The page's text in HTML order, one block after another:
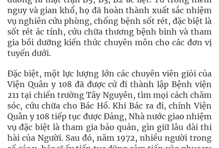
nguy và gian khổ, họ đã hoàn thành xuất sắc nhiệm
vụ nghiên cứu phòng, chống bệnh sốt rét, đặc biệt là
sốt rét ác tính, cứu chữa thương bệnh binh và tham
gia bồi dưỡng kiến thức chuyên môn cho các đơn vị
tuyến dưới.
Đặc biệt, một lực lượng lớn các chuyên viên giỏi của
Viện Quân y 108 đã được cử đi thành lập Bệnh viện
211 tại chiến trường Tây Nguyên, tìm mọi cách chăm
sóc, cứu chữa cho Bác Hồ. Khi Bác ra đi, chính Viện
Quân y 108 tiếp tục được Đảng, Nhà nước giao nhiệm
vụ đặc biệt là tham gia bảo quản, gìn giữ lâu dài thi
hài của Người. Sau đó, năm 1972, nhiều người trong